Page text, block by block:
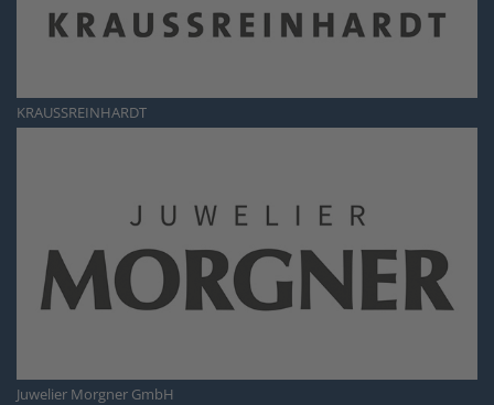
KRAUSSREINHARDT
Juwelier Morgner GmbH